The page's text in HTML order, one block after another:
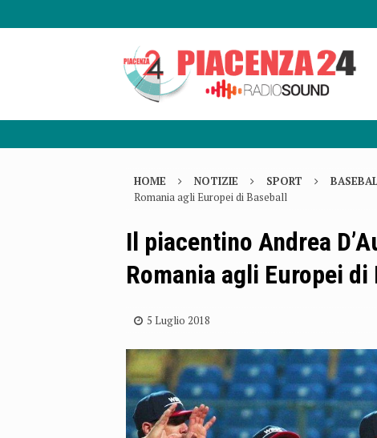
HOME NOTIZIE SPORT
Romania agli Europei di Baseball
Il piacentino Andrea
Romania agli Europei di
5 Luglio 2018